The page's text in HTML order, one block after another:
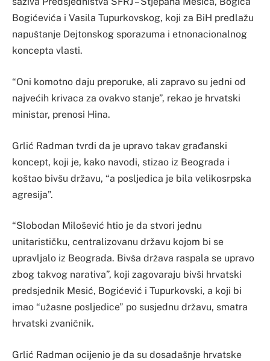
Bogićevića i Vasila Tupurkovskog, koji za BiH predlažu
napuštanje Dejtonskog sporazuma i etnonacionalnog
koncepta vlasti.
“Oni komotno daju preporuke, ali zapravo su jedni od
najvećih krivaca za ovakvo stanje”, rekao je hrvatski
ministar, prenosi Hina.
Grlić Radman tvrdi da je upravo takav građanski
koncept, koji je, kako navodi, stizao iz Beograda i
koštao bivšu državu, “a posljedica je bila velikosrpska
agresija”.
“Slobodan Milošević htio je da stvori jednu
unitarističku, centralizovanu državu kojom bi se
upravljalo iz Beograda. Bivša država raspala se upravo
zbog takvog narativa”, koji zagovaraju bivši hrvatski
predsjednik Mesić, Bogićević i Tupurkovski, a koji bi
imao “užasne posljedice” po susjednu državu, smatra
hrvatski zvaničnik.
Grlić Radman ocijenio je da su dosadašnje hrvatske